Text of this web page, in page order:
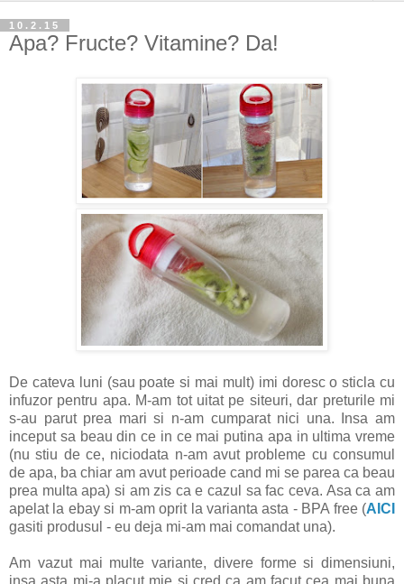
10.2.15
Apa? Fructe? Vitamine? Da!
De cateva luni (sau poate si mai mult) imi doresc o sticla cu
infuzor pentru apa. M-am tot uitat pe siteuri, dar preturile mi
s-au parut prea mari si n-am cumparat nici una. Insa am
inceput sa beau din ce in ce mai putina apa in ultima vreme
(nu stiu de ce, niciodata n-am avut probleme cu consumul
de apa, ba chiar am avut perioade cand mi se parea ca beau
prea multa apa) si am zis ca e cazul sa fac ceva. Asa ca am
apelat la ebay si m-am oprit la varianta asta - BPA free (AICI
gasiti produsul - eu deja mi-am mai comandat una).
Am vazut mai multe variante, divere forme si dimensiuni,
insa asta mi-a placut mie si cred ca am facut cea mai buna